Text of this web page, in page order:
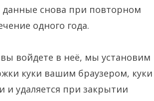
данные снова при повторном
одного года.
вы войдете в неё, мы установим
куки вашим браузером, куки
удаляется при закрытии